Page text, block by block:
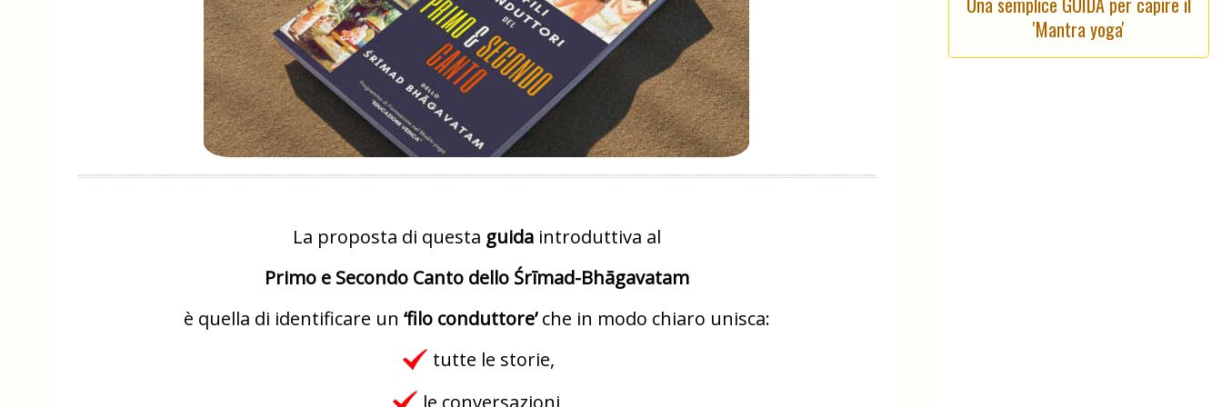
'Mantra yoga'
La proposta di questa guidaintroduttiva al
Primo e Secondo Canto dello Śrīmad-Bhāgavatam
è quella di identificare un ‘filo conduttore’che in modo chiaro unisca:
tutte le storie,
le conversazioni,